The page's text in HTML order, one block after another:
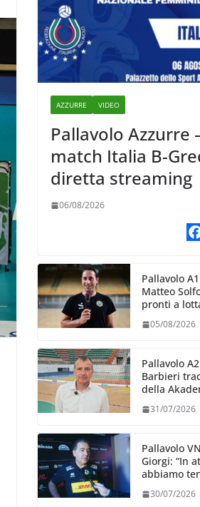
AZZURRE VIDEO
Pallavolo Azzurre
match Italia B-
diretta streaming
06/08/2026
Pallavolo
Matteo
pronti a
giorno”
05/08/2026
Pallavolo
Barbieri
della
31/07/2026
Pallavolo
Giorgi: “In
abbiamo
dalla
30/07/2026